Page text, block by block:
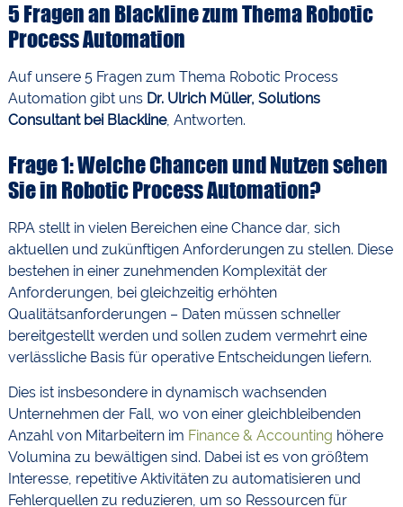
5 Fragen an Blackline zum Thema Robotic
Process Automation
Auf unsere 5 Fragen zum Thema Robotic Process
Automation gibt uns Dr. Ulrich Müller, Solutions
Consultant bei Blackline, Antworten.
Frage 1: Welche Chancen und Nutzen sehen
Sie in Robotic Process Automation?
RPA stellt in vielen Bereichen eine Chance dar, sich
aktuellen und zukünftigen Anforderungen zu stellen. Diese
bestehen in einer zunehmenden Komplexität der
Anforderungen, bei gleichzeitig erhöhten
Qualitätsanforderungen – Daten müssen schneller
bereitgestellt werden und sollen zudem vermehrt eine
verlässliche Basis für operative Entscheidungen liefern.
Dies ist insbesondere in dynamisch wachsenden
Unternehmen der Fall, wo von einer gleichbleibenden
Anzahl von Mitarbeitern im Finance & Accounting höhere
Volumina zu bewältigen sind. Dabei ist es von größtem
Interesse, repetitive Aktivitäten zu automatisieren und
Fehlerquellen zu reduzieren, um so Ressourcen für